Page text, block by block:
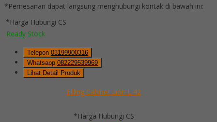
*Pemesanan dapat langsung menghubungi kontak di bawah ini:
*Harga Hubungi CS
Ready Stock
Telepon 03199900316
Whatsapp 082229539969
Lihat Detail Produk
Filling Cabinet Lion L 42
*Harga Hubungi CS